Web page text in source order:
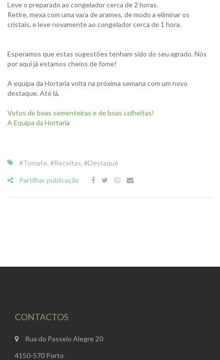
Leve o preparado ao congelador cerca de 2 horas.
Retire, mexa com uma vara de arames, de modo a eliminar os
cristais, e leve novamente ao congelador cerca de 1 hora.
Esperamos que estas sugestões tenham sido do seu agrado. Nós
por aqui já estamos cheios de fome!
A equipa da Hortaria volta na próxima semana com um novo
destaque. Até lá,
Votos de boas sementeiras e de boas colheitas!
A Equipa da Hortaria
#tomate, #receitas, #destaque
Partilhar publicação
CONTACTOS
Rua do Passeio Alegre 20
4150-570 Porto